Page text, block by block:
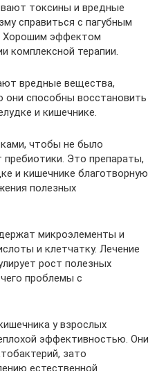
токсины и вредные
справиться с пагубным
Хорошим эффектом
комплексной терапии.
вредные вещества,
способны восстановить
и кишечнике.
чтобы не было
Это препараты,
и кишечнике благотворную
полезных
микроэлементы и
и клетчатку. Лечение
рост полезных
проблемы с
у взрослых
эффективностью. Они
зато
естественной